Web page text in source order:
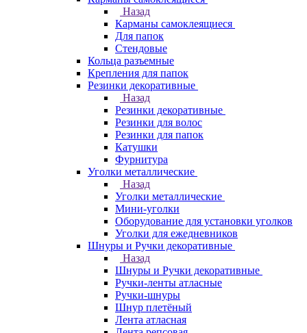
Назад
Карманы самоклеящиеся
Для папок
Стендовые
Кольца разъемные
Крепления для папок
Резинки декоративные
Назад
Резинки декоративные
Резинки для волос
Резинки для папок
Катушки
Фурнитура
Уголки металлические
Назад
Уголки металлические
Мини-уголки
Оборудование для установки уголков
Уголки для ежедневников
Шнуры и Ручки декоративные
Назад
Шнуры и Ручки декоративные
Ручки-ленты атласные
Ручки-шнуры
Шнур плетёный
Лента атласная